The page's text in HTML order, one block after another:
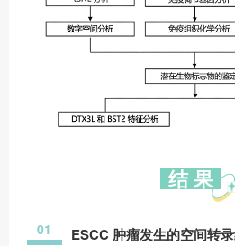
结 果
01 ESCC 肿瘤发生的空间转